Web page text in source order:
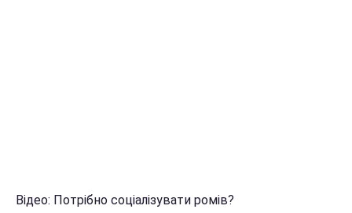
Відео: Потрібно соціалізувати ромів?